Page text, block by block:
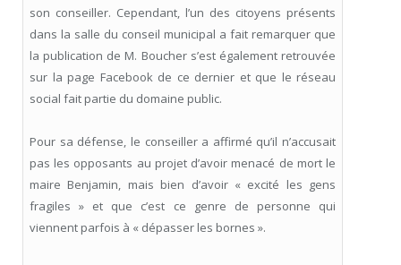
son conseiller. Cependant, l’un des citoyens présents
dans la salle du conseil municipal a fait remarquer que
la publication de M. Boucher s’est également retrouvée
sur la page Facebook de ce dernier et que le réseau
social fait partie du domaine public.
Pour sa défense, le conseiller a affirmé qu’il n’accusait
pas les opposants au projet d’avoir menacé de mort le
maire Benjamin, mais bien d’avoir « excité les gens
fragiles » et que c’est ce genre de personne qui
viennent parfois à « dépasser les bornes ».